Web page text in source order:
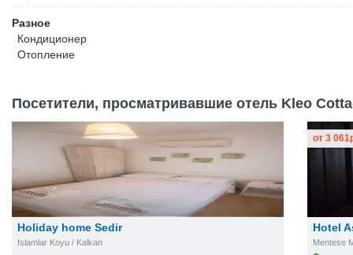
Разное
Кондиционер
Отопление
Посетители, просматривавшие отель Kleo
Holiday home Sedir
Islamlar Koyu / Kalkan
Hotel
Mentese
от 3 061